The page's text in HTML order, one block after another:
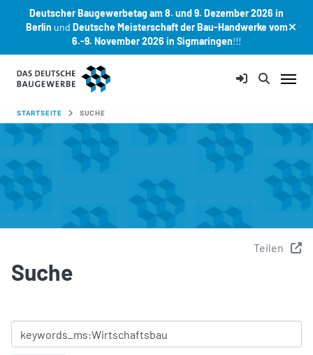
Deutscher Baugewerbetag am 8. und 9. Dezember 2026 in
Berlin und Deutsche Meisterschaft der Bau-Handwerke vom
6.-9. November 2026 in Sigmaringen!!!
Zum Hauptinhalt springen
SIE SIND HIER:
STARTSEITE SUCHE
Teilen
Suche